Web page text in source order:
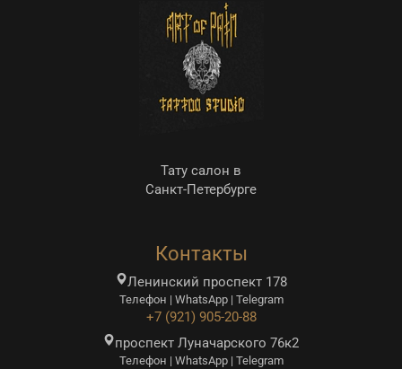
Тату салон в
Санкт-Петербурге
Контакты
Ленинский проспект 178
Телефон | WhatsApp | Telegram
+7 (921) 905-20-88
проспект Луначарского 76к2
Телефон | WhatsApp | Telegram